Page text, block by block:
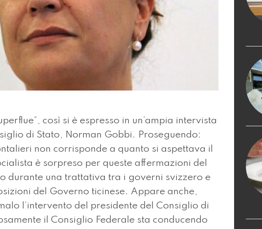
così si è espresso in un’ampia intervista
di Stato, Norman Gobbi. Proseguendo:
non corrisponde a quanto si aspettava il
è sorpreso per queste affermazioni del
durante una trattativa tra i governi svizzero e
del Governo ticinese. Appare anche,
l’intervento del presidente del Consiglio di
il Consiglio Federale sta conducendo